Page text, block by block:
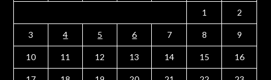
1
2
3 4 5 6 7 8 9
10 11 12 13 14 15 16